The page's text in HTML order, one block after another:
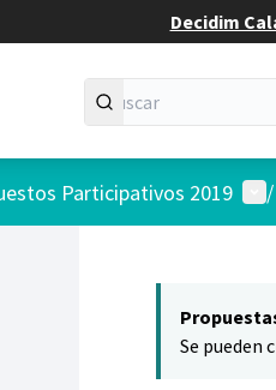
Decidim
Participativos 2019 /
Se pueden